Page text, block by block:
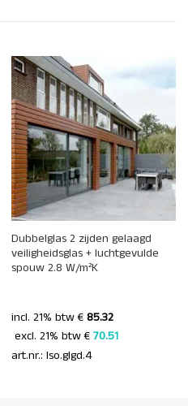
Dubbelglas 2 zijden gelaagd
veiligheidsglas + luchtgevulde
spouw 2.8 W/m²K
incl. 21% btw €85.32
excl. 21% btw € 70.51
art.nr.: Iso.glgd.4